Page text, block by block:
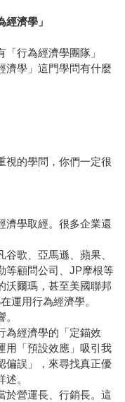
濟學」
行為經濟學團隊」
濟學」這門學問有什麼
視的學問，你們一定很
濟學取經。很多企業還
歌、亞馬遜、蘋果、
等顧問公司、JP摩根等
沃爾瑪，甚至美國聯邦
運用行為經濟學。
為經濟學的「定錨效
用「預設效應」吸引我
偏誤」，來尋找真正優
。
於營運長、行銷長。這